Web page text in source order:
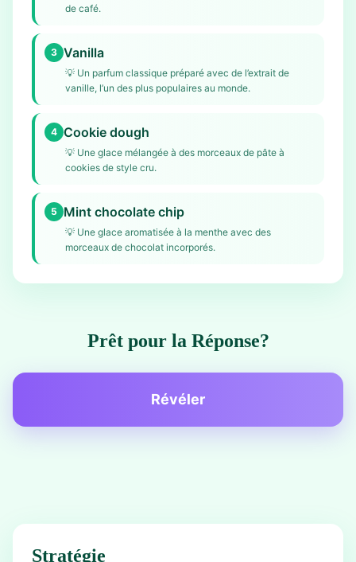
de café.
3 Vanilla
💡 Un parfum classique préparé avec de l’extrait de
vanille, l’un des plus populaires au monde.
4 Cookie dough
💡 Une glace mélangée à des morceaux de pâte à
cookies de style cru.
5 Mint chocolate chip
💡 Une glace aromatisée à la menthe avec des
morceaux de chocolat incorporés.
Prêt pour la Réponse?
Révéler
Stratégie